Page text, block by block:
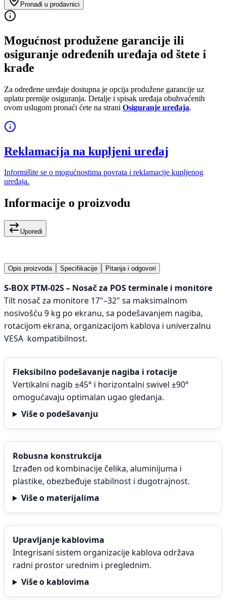
Pronađi u prodavnici
Mogućnost produžene garancije ili
osiguranje određenih uređaja od štete i
krađe
Za određene uređaje dostupna je opcija produžene garancije uz
uplatu premije osiguranja. Detalje i spisak uređaja obuhvaćenih
ovom uslugom pronaći ćete na strani Osiguranje uređaja.
Reklamacija na kupljeni uređaj
Informišite se o mogućnostima povrata i reklamacije kupljenog
uređaja.
Informacije o proizvodu
Uporedi
Opis proizvoda Specifikacije Pitanja i odgovori
S-BOX PTM-02S – Nosač za POS terminale i monitore
Tilt nosač za monitore 17"–32" sa maksimalnom
nosivošću 9 kg po ekranu, sa podešavanjem nagiba,
rotacijom ekrana, organizacijom kablova i univerzalnu
VESA kompatibilnost.
Fleksibilno podešavanje nagiba i rotacije
Vertikalni nagib ±45° i horizontalni swivel ±90°
omogućavaju optimalan ugao gledanja.
Više o podešavanju
Robusna konstrukcija
Izrađen od kombinacije čelika, aluminijuma i
plastike, obezbeđuje stabilnost i dugotrajnost.
Više o materijalima
Upravljanje kablovima
Integrisani sistem organizacije kablova održava
radni prostor urednim i preglednim.
Više o kablovima